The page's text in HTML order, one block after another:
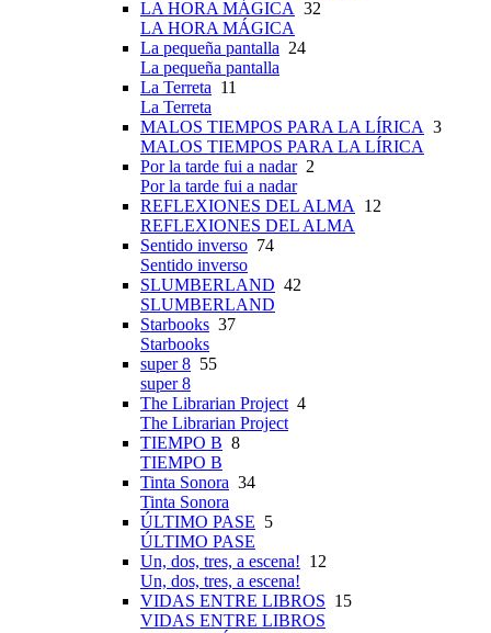
LA HORA MÁGICA 32
LA HORA MÁGICA
La pequeña pantalla 24
La pequeña pantalla
La Terreta 11
La Terreta
MALOS TIEMPOS PARA LA LÍRICA 3
MALOS TIEMPOS PARA LA LÍRICA
Por la tarde fui a nadar2
Por la tarde fui a nadar
REFLEXIONES DEL ALMA
12
REFLEXIONES DEL ALMA
Sentido inverso 74
Sentido inverso
SLUMBERLAND 42
SLUMBERLAND
Starbooks 37
Starbooks
super 8 55
super 8
The Librarian Project 4
The Librarian Project
TIEMPO B 8
TIEMPO B
Tinta Sonora 34
Tinta Sonora
ÚLTIMO PASE 5
ÚLTIMO PASE
Un, dos, tres, a escena! 12
Un, dos, tres, a escena!
VIDAS ENTRE LIBROS 15
VIDAS ENTRE LIBROS